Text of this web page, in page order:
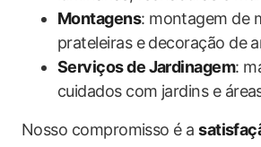
Montagens: montagem de
prateleiras e decoração de
Serviços de Jardinagem:
cuidados com jardins e
Nosso compromisso é a